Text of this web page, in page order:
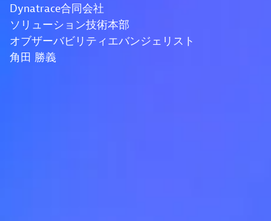
Dynatrace合同会社
ソリューション技術本部
オブザーバビリティエバンジェリスト
角田 勝義